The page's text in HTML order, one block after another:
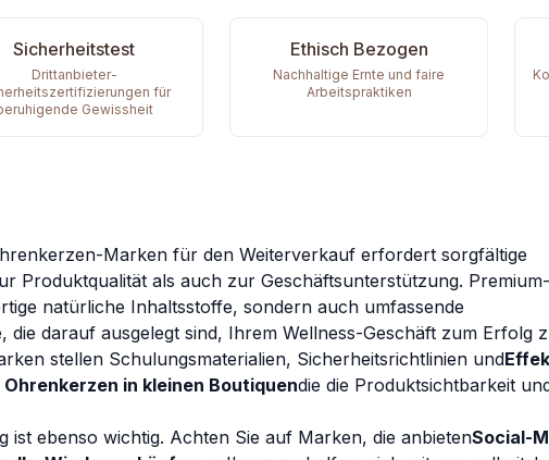
Sicherheitstest
Drittanbieter-
für
Gewissheit
Ethisch Bezogen
Nachhaltige Ernte und faire
Arbeitspraktiken
Marken für den Weiterverkauf erfordert sorgfältige
Produktqualität als auch zur Geschäftsunterstützung.
natürliche Inhaltsstoffe, sondern auch umfassende
die darauf ausgelegt sind, Ihrem Wellness-Geschäft zum Erfolg
stellen Schulungsmaterialien, Sicherheitsrichtlinien und
in kleinen Boutiquendie die Produktsichtbarkeit
ist ebenso wichtig. Achten Sie auf Marken, die anbietenSocial-